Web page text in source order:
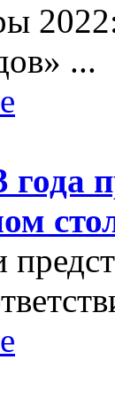
...
года